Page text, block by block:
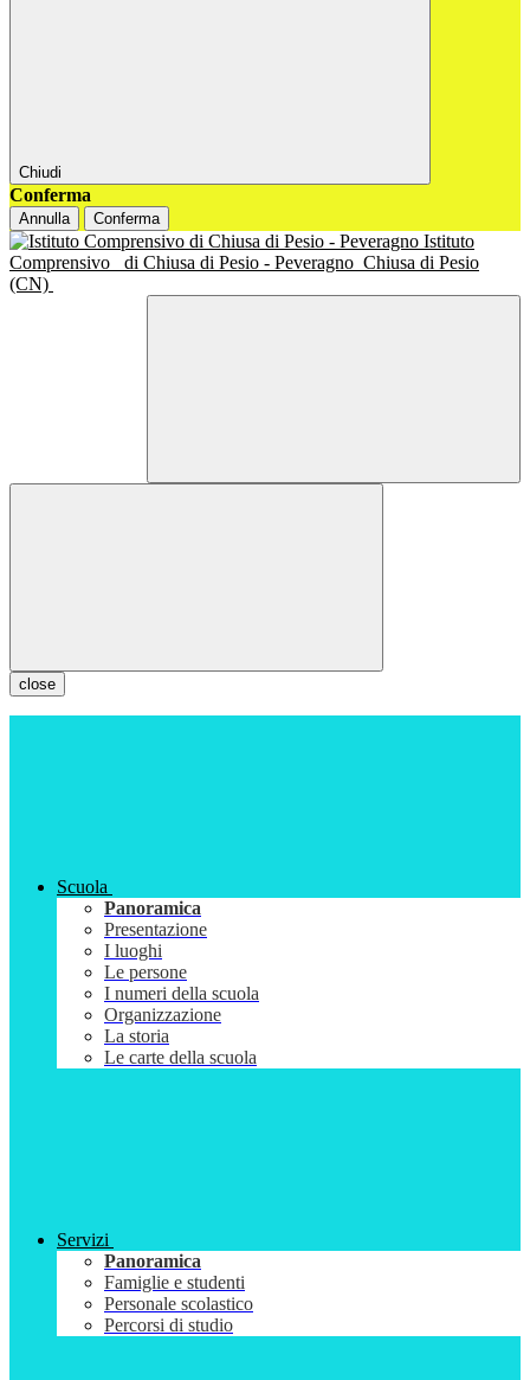
Chiudi
Conferma
Annulla Conferma
Istituto
Comprensivo
di Chiusa di Pesio - Peveragno Chiusa di Pesio
(CN)
close
Scuola
Panoramica
Presentazione
I luoghi
Le persone
I numeri della scuola
Organizzazione
La storia
Le carte della scuola
Servizi
Panoramica
Famiglie e studenti
Personale scolastico
Percorsi di studio